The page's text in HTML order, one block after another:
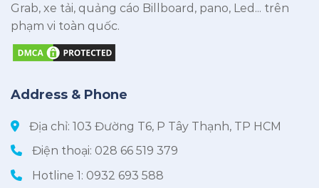
Grab, xe tải, quảng cáo Billboard, pano, Led... trên
phạm vi toàn quốc.
Address & Phone
Địa chỉ: 103 Đường T6, P Tây Thạnh, TP HCM
Điện thoại: 028 66 519 379
Hotline 1: 0932 693 588